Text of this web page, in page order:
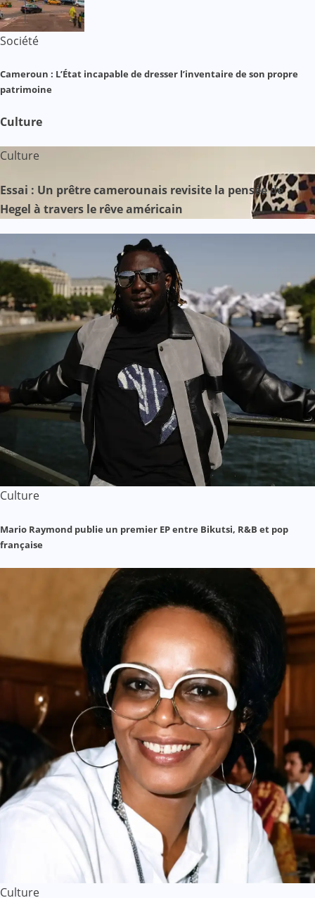
Société
Cameroun : L’État incapable de dresser l’inventaire de son propre
patrimoine
Culture
Culture
Essai : Un prêtre camerounais revisite la pensée de
Hegel à travers le rêve américain
Culture
Mario Raymond publie un premier EP entre Bikutsi, R&B et pop
française
Culture